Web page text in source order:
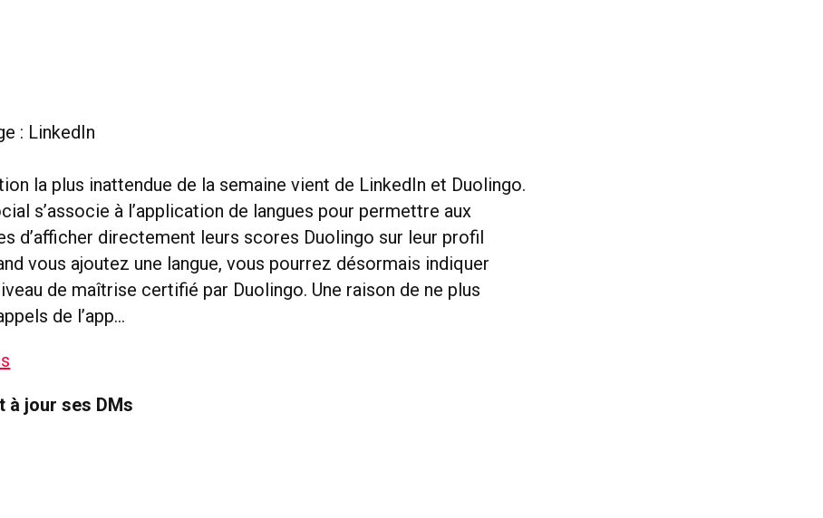
: LinkedIn
la plus inattendue de la semaine vient de LinkedIn et Duolingo.
s’associe à l’application de langues pour permettre aux
d’afficher directement leurs scores Duolingo sur leur profil
vous ajoutez une langue, vous pourrez désormais indiquer
de maîtrise certifié par Duolingo. Une raison de ne plus
de l’app…
à jour ses DMs